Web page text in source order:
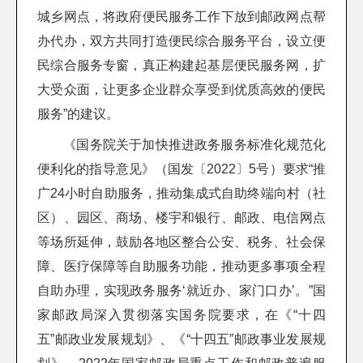
城乡网点，将政府便民服务工作下放到邮政网点帮
办代办，双方共同打造便民综合服务平台，设立便
民综合服务专窗，真正构建起基层便民服务网，扩
大受众面，让更多企业群众享受到优质高效的便民
服务”的建议。
《国务院关于加快推进政务服务标准化规范化
便利化的指导意见》（国发〔2022〕5号）要求“推
广24小时自助服务，推动集成式自助终端向村（社
区）、园区、商场、楼宇和银行、邮政、电信网点
等场所延伸，鼓励各地区整合公安、税务、社会保
障、医疗保障等自助服务功能，推动更多事项全程
自助办理，实现政务服务‘就近办、家门口办’。”国
家邮政局深入贯彻落实国务院要求，在《“十四
五”邮政业发展规划》、《“十四五”邮政事业发展规